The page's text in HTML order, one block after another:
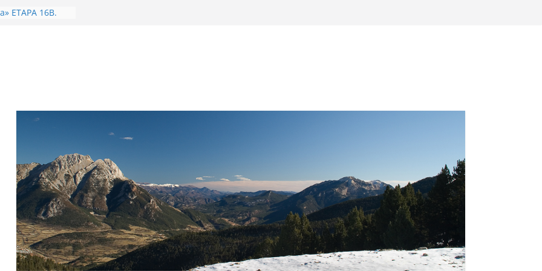
2026. Dones
1482m.
Coll de
ETAPA
– Camprodon